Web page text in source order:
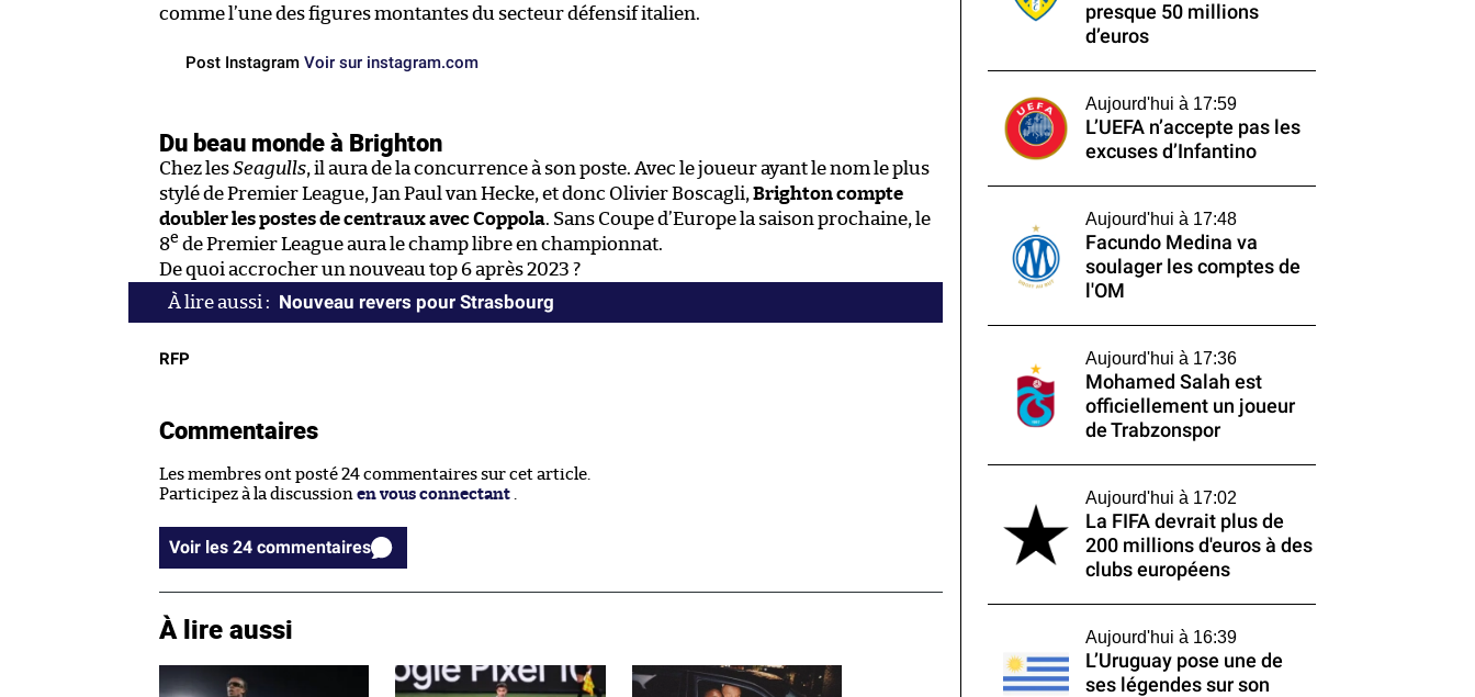
comme l’une des figures montantes du secteur défensif italien.
Post Instagram Voir sur instagram.com
Du beau monde à Brighton
Chez lesSeagulls, il aura de la concurrence à son poste. Avec le joueur ayant le nom le plus
stylé de Premier League, Jan Paul van Hecke, et donc Olivier Boscagli, Brighton compte
doubler les postes de centraux avec Coppola. Sans Coupe d’Europe la saison prochaine, le
8e de Premier League aura le champ libre en championnat.
De quoi accrocher un nouveau top 6 après 2023 ?
Nouveau revers pour Strasbourg
RFP
Commentaires
Les membres ont posté 24 commentaires sur cet article.
Participez à la discussion en vous connectant
Voir les 24 commentaires
À lire aussi
presque 50 millions
d’euros
Aujourd'hui à 17:59
L’UEFA n’accepte pas les
excuses d’Infantino
Aujourd'hui à 17:48
Facundo Medina va
soulager les comptes de
l'OM
Aujourd'hui à 17:36
Mohamed Salah est
officiellement un joueur
de Trabzonspor
Aujourd'hui à 17:02
La FIFA devrait plus de
200 millions d'euros à des
clubs européens
Aujourd'hui à 16:39
L’Uruguay pose une de
ses légendes sur son